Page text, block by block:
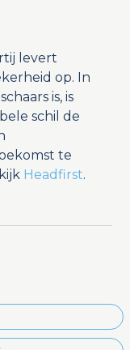
levert
op. In
is, is
schil de
te
Headfirst.